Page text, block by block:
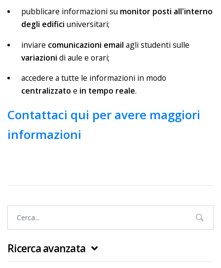
pubblicare informazioni su monitor posti all'interno
degli edifici universitari;
inviare comunicazioni email agli studenti sulle
variazioni di aule e orari;
accedere a tutte le informazioni in modo
centralizzato e in tempo reale.
Contattaci qui per avere maggiori
informazioni
Ricerca avanzata